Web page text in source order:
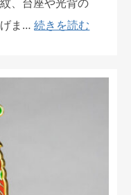
げま…続きを読む